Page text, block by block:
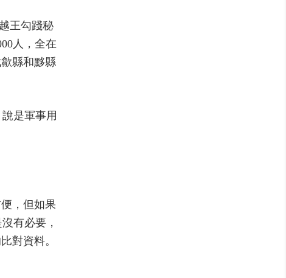
王勾踐秘
人，全在
縣和黟縣
是軍事用
，但如果
有必要，
對資料。